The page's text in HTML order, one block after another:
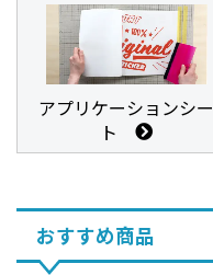
アプリケーションシー
ト
おすすめ商品